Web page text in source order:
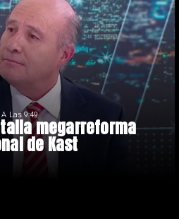
megarreforma
de Kast
Las 9:49